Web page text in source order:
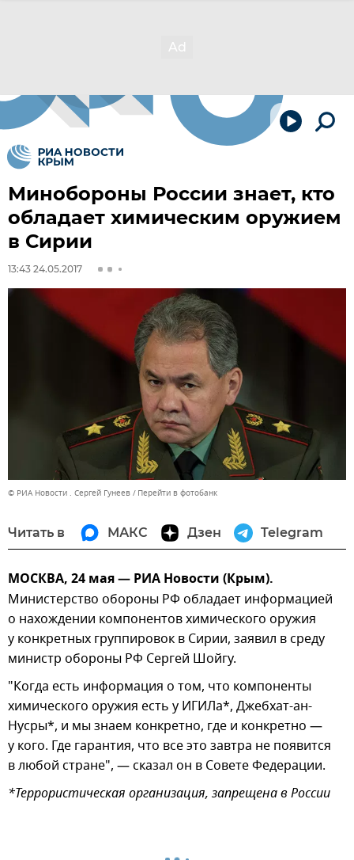
Минобороны России знает, кто
обладает химическим оружием
в Сирии
13:43 24.05.2017
© РИА Новости . Сергей Гунеев Перейти в фотобанк
Читать в МАКС Дзен Telegram
МОСКВА, 24 мая — РИА Новости (Крым).
Министерство обороны РФ обладает информацией
о нахождении компонентов химического оружия
у конкретных группировок в Сирии, заявил в среду
министр обороны РФ Сергей Шойгу.
"Когда есть информация о том, что компоненты
химического оружия есть у ИГИЛа*, Джебхат-ан-
Нусры*, и мы знаем конкретно, где и конкретно —
у кого. Где гарантия, что все это завтра не появится
в любой стране", — сказал он в Совете Федерации.
*Террористическая организация, запрещена в России